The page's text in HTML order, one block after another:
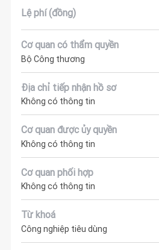
Lệ phí (đồng)
Cơ quan có thẩm quyền
Bộ Công thương
Địa chỉ tiếp nhận hồ sơ
Không có thông tin
Cơ quan được ủy quyền
Không có thông tin
Cơ quan phối hợp
Không có thông tin
Từ khoá
Công nghiệp tiêu dùng